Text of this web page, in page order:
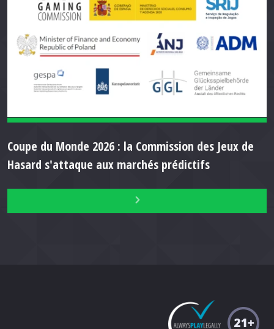
Coupe du Monde 2026 : la Commission des Jeux de
Hasard s'attaque aux marchés prédictifs